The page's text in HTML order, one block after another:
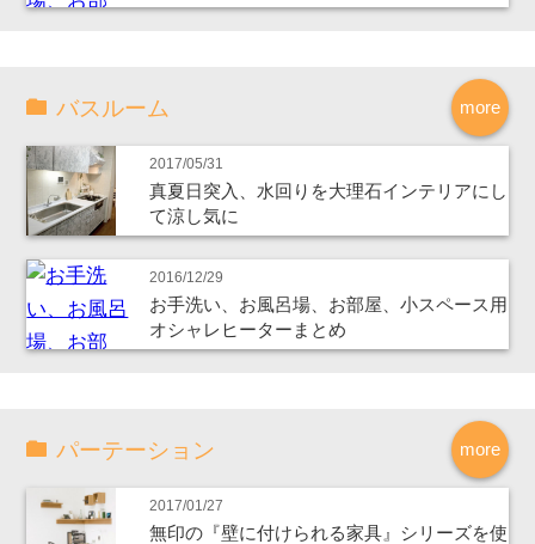
more
バスルーム
2017/05/31
真夏日突入、水回りを大理石インテリアにし
て涼し気に
2016/12/29
お手洗い、お風呂場、お部屋、小スペース用
オシャレヒーターまとめ
more
パーテーション
2017/01/27
無印の『壁に付けられる家具』シリーズを使